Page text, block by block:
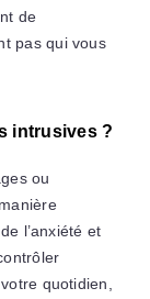
de
pas qui vous
intrusives ?
ou
l’anxiété et
quotidien,